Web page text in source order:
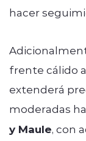
hacer
frente cálido
extenderá
moderadas
y Maule, con